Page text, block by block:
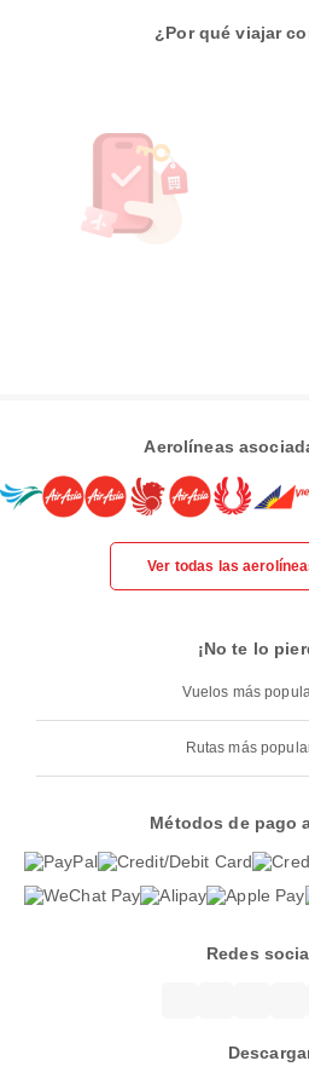
¿Por qué viajar
Aerolíneas
Ver todas las
¡No te lo
Vuelos más
Rutas más
Métodos de pago
Redes